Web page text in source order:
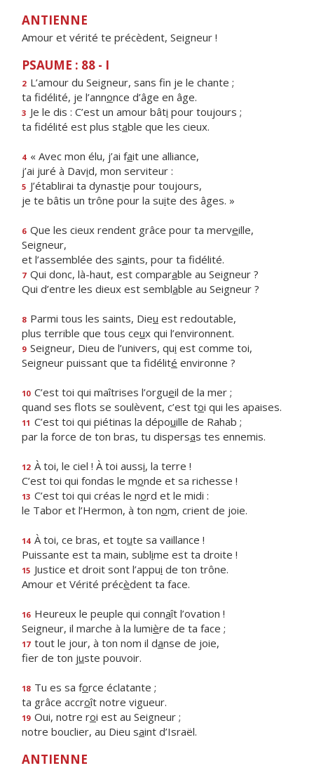
ANTIENNE
Amour et vérité te précèdent, Seigneur !
PSAUME : 88 - I
2 L’amour du Seigneur, sans fn je le chante ;
ta fidélité, je l’annonce d’âge en âge.
3 Je le dis : C’est un amour bâti pour toujours ;
ta fidélité est plus stable que les cieux.
4 « Avec mon élu, j’ai fait une alliance,
j’ai juré à David, mon serviteur :
5 J’établirai ta dynastie pour toujours,
je te bâtis un trône pour la suite des âges. »
6 Que les cieux rendent grâce pour ta merveille,
Seigneur,
et l’assemblée des saints, pour ta fidélité.
7 Qui donc, là-haut, est comparable au Seigneur ?
Qui d’entre les dieux est semblable au Seigneur ?
8 Parmi tous les saints, Dieu est redoutable,
plus terrible que tous ceux qui l’environnent.
9 Seigneur, Dieu de l’univers, qui est comme toi,
Seigneur puissant que ta fidélité environne ?
10 C’est toi qui maîtrises l’orgueil de la mer ;
quand ses flots se soulèvent, c’est toi qui les apaises.
11 C’est toi qui piétinas la dépouille de Rahab ;
par la force de ton bras, tu dispersas tes ennemis.
12 À toi, le ciel ! À toi aussi, la terre !
C’est toi qui fondas le monde et sa richesse !
13 C’est toi qui créas le nord et le midi :
le Tabor et l’Hermon, à ton nom, crient de joie.
14 À toi, ce bras, et toute sa vaillance !
Puissante est ta main, sublime est ta droite !
15 Justice et droit sont l’appui de ton trône.
Amour et Vérité précèdent ta face.
16 Heureux le peuple qui connaît l’ovation !
Seigneur, il marche à la lumière de ta face ;
17 tout le jour, à ton nom il danse de joie,
fier de ton juste pouvoir.
18 Tu es sa force éclatante ;
ta grâce accroît notre vigueur.
19 Oui, notre roi est au Seigneur ;
notre bouclier, au Dieu saint d’Israël.
ANTIENNE